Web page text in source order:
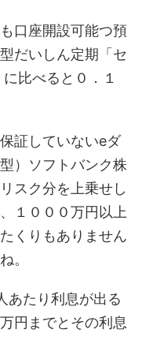
口座開設可能つ預
だいしん定期「セ
比べると０．１
証していないeダ
）ソフトバンク株
スク分を上乗せし
１０００万円以上
くりもありません
。
あたり利息が出る
円までとその利息